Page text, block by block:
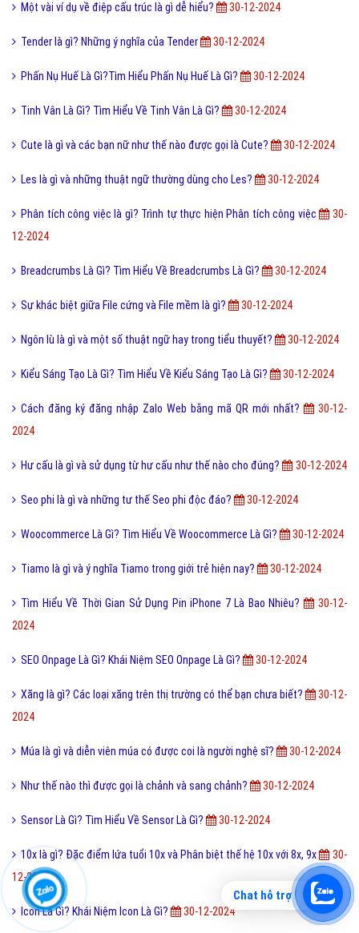
Một vài ví dụ về điệp cấu trúc là gì dễ hiểu? 30-12-2024
Tender là gì? Những ý nghĩa của Tender 30-12-2024
Phấn Nụ Huế Là Gì?Tìm Hiểu Phấn Nụ Huế Là Gì? 30-12-2024
Tinh Vân Là Gì? Tìm Hiểu Về Tinh Vân Là Gì? 30-12-2024
Cute là gì và các bạn nữ như thế nào được gọi là Cute? 30-12-2024
Les là gì và những thuật ngữ thường dùng cho Les? 30-12-2024
Phân tích công việc là gì? Trình tự thực hiện Phân tích công việc
30-
12-2024
Breadcrumbs Là Gì? Tìm Hiểu Về Breadcrumbs Là Gì? 30-12-2024
Sự khác biệt giữa File cứng và File mềm là gì? 30-12-2024
Ngôn lù là gì và một số thuật ngữ hay trong tiểu thuyết? 30-12-2024
Kiểu Sáng Tạo Là Gì? Tìm Hiểu Về Kiểu Sáng Tạo Là Gì? 30-12-2024
Cách đăng ký đăng nhập Zalo Web bằng mã QR mới nhất?
30-12-
2024
Hư cấu là gì và sử dụng từ hư cấu như thế nào cho đúng? 30-12-2024
Seo phi là gì và những tư thế Seo phi độc đáo? 30-12-2024
Woocommerce Là Gì? Tìm Hiểu Về Woocommerce Là Gì? 30-12-2024
Tiamo là gì và ý nghĩa Tiamo trong giới trẻ hiện nay? 30-12-2024
Tìm Hiểu Về Thời Gian Sử Dụng Pin iPhone 7 Là Bao Nhiêu?
30-12-
2024
SEO Onpage Là Gì? Khái Niệm SEO Onpage Là Gì? 30-12-2024
Xăng là gì? Các loại xăng trên thị trường có thể bạn chưa biết?
30-12-
2024
Múa là gì và diễn viên múa có được coi là người nghệ sĩ? 30-12-2024
Như thế nào thì được gọi là chảnh và sang chảnh? 30-12-2024
Sensor Là Gì? Tìm Hiểu Về Sensor Là Gì? 30-12-2024
10x là gì? Đặc điểm lứa tuổi 10x và Phân biệt thế hệ 10x với 8x, 9x
30-
12-2024
Icon Là Gì? Khái Niệm Icon Là Gì? 30-12-2024
Chat hỗ trợ